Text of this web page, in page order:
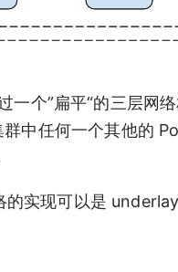
个”扁平“的三层网
中任何一个其他的
的实现可以是